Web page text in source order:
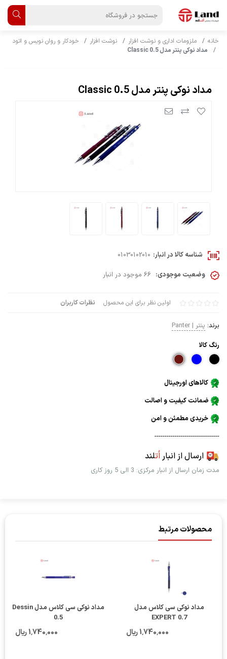
خانه ملزومات اداری و نوشت افزار نوشت افزار
خودکار و روان نویس و اتود
مداد نوکی پنتر مدل Classic 0.5
مداد نوکی پنتر مدل Classic 0.5
اولین نظر برای این محصول نظرات کاربران
برند: پنتر | Panter
رنگ كالا
کالاهای اورجینال
ضمانت کیفیت و اصالت
خریدی مطمئن و امن
--------------------------------
ارسال از انباراُتلند
مدت زمان ارسال از انبار مرکزی: 3 الی 5 روز کاری
شناسه کالا در انبار: 01030102010
وضعیت موجودی: 66 موجود در انبار
محصولات مرتبط
مداد نوکی سی کلاس مدل
EXPERT 0.7
1٬740٬000 ریال
مداد نوکی سی کلاس مدل Dessin
0.5
1٬740٬000 ریال